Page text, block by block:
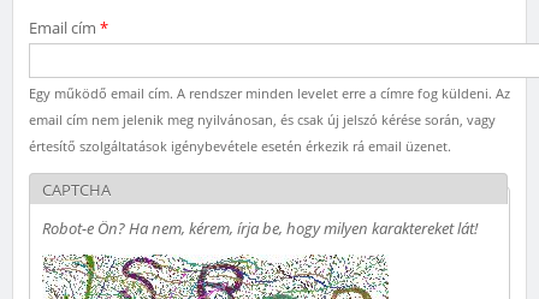
Email cím *
Egy működő email cím. A rendszer minden levelet erre a címre fog küldeni. Az
email cím nem jelenik meg nyilvánosan, és csak új jelszó kérése során, vagy
értesítő szolgáltatások igénybevétele esetén érkezik rá email üzenet.
CAPTCHA
Robot-e Ön? Ha nem, kérem, írja be, hogy milyen karaktereket lát!